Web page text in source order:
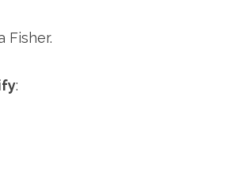
Fisher.
: